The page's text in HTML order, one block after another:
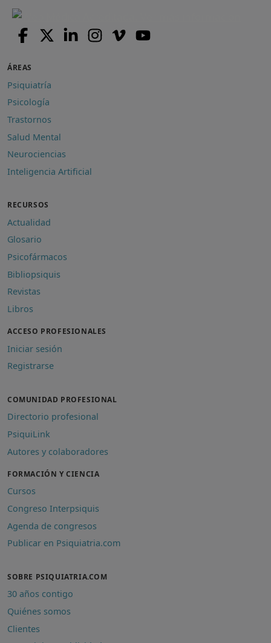
ÁREAS
Psiquiatría
Psicología
Trastornos
Salud Mental
Neurociencias
Inteligencia Artificial
RECURSOS
Actualidad
Glosario
Psicofármacos
Bibliopsiquis
Revistas
Libros
ACCESO PROFESIONALES
Iniciar sesión
Registrarse
COMUNIDAD PROFESIONAL
Directorio profesional
PsiquiLink
Autores y colaboradores
FORMACIÓN Y CIENCIA
Cursos
Congreso Interpsiquis
Agenda de congresos
Publicar en Psiquiatria.com
SOBRE PSIQUIATRIA.COM
30 años contigo
Quiénes somos
Clientes